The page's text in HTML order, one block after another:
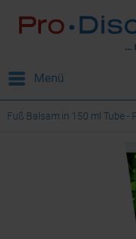
Menü
Fuß Balsam in 150 ml Tube